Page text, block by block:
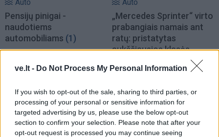
ve.lt - Do Not Process My Personal Information
If you wish to opt-out of the sale, sharing to third parties, or
processing of your personal or sensitive information for
targeted advertising by us, please use the below opt-out
section to confirm your selection. Please note that after your
opt-out request is processed you may continue seeing
Auto
Pensijų pinigai -
naudotiems
automobiliams (1)
Auto
„Mercedes Sprinter“ virto
prabangiais namais ant
ratų: pristatytas
aukščiausios klasės
kemperis (nuotraukos)